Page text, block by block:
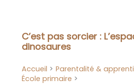
C’est pas sorcier :
dinosaures
Accueil
Parentalité &
École primaire